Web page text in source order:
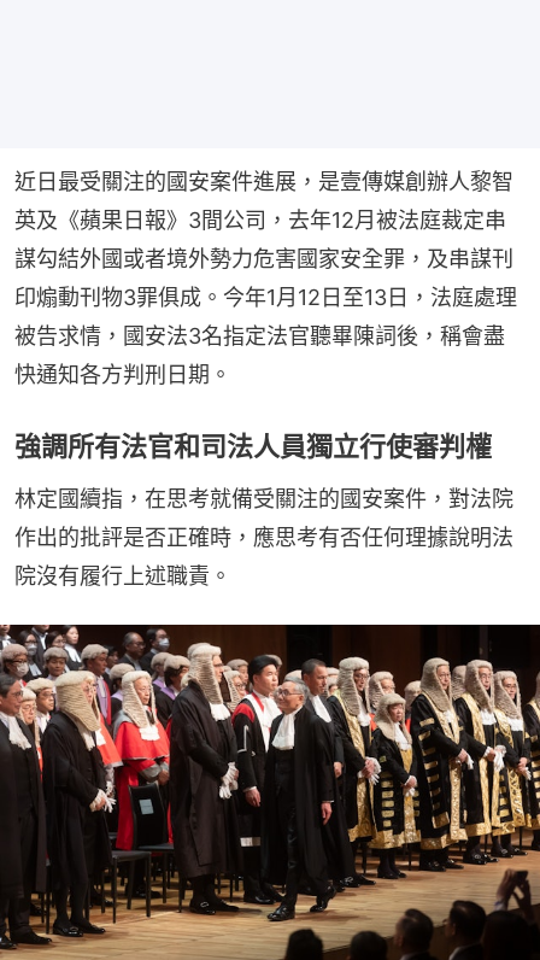
近日最受關注的國安案件進展，是壹傳媒創辦人黎智
英及《蘋果日報》3間公司，去年12月被法庭裁定串
謀勾結外國或者境外勢力危害國家安全罪，及串謀刊
印煽動刊物3罪俱成。今年1月12日至13日，法庭處理
被告求情，國安法3名指定法官聽畢陳詞後，稱會盡
快通知各方判刑日期。
強調所有法官和司法人員獨立行使審判權
林定國續指，在思考就備受關注的國安案件，對法院
作出的批評是否正確時，應思考有否任何理據說明法
院沒有履行上述職責。